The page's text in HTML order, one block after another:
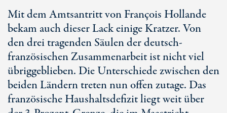
Mit dem Amtsantritt von François Hollande
bekam auch dieser Lack einige Kratzer. Von
den drei tragenden Säulen der deutsch-
französischen Zusammenarbeit ist nicht viel
übriggeblieben. Die Unterschiede zwischen den
beiden Ländern treten nun offen zutage. Das
französische Haushaltsdefizit liegt weit über